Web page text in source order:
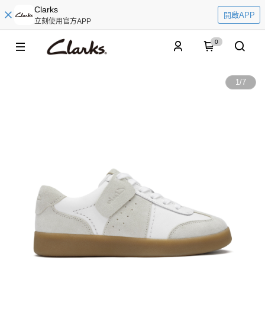
Clarks
立刻使用官方APP
開啟APP
0
1/7